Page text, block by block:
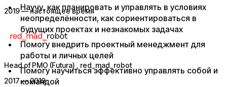
Научу, как планировать и управлять в условиях
неопределённости, как сориентироваться в
будущих проектах и незнакомых задачах
Помогу внедрить проектный менеджмент для
работы и личных целей
Помогу научиться эффективно управлять собой и
командой
2019 — настоящее время
Head of PMO (Futura)
, red_mad_robot
2017 — 2019